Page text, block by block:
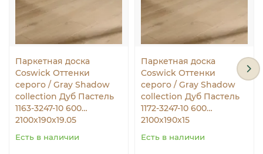
Паркетная доска
Coswick Оттенки
серого / Gray Shadow
collection Дуб Пастель
1163-3247-10 600…
2100x190x19.05
Есть в наличии
Паркетная доска
Coswick Оттенки
серого / Gray Shadow
collection Дуб Пастель
1172-3247-10 600…
2100x190x15
Есть в наличии